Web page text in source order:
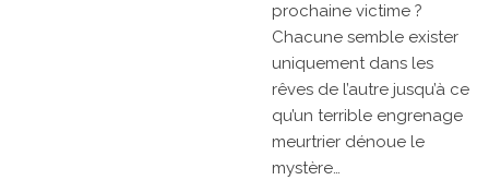
prochaine victime ?
Chacune semble exister
uniquement dans les
rêves de l’autre jusqu’à ce
qu’un terrible engrenage
meurtrier dénoue le
mystère…